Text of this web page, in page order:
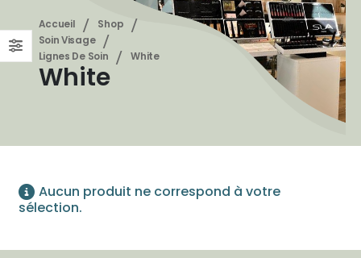
Accueil
Shop
Soin Visage
Lignes De Soin
White
White
Aucun produit ne correspond à votre
sélection.